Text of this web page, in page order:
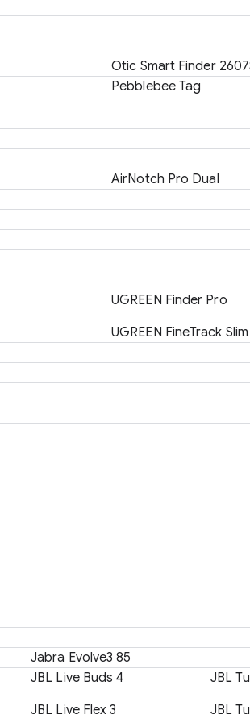
Otic Smart Finder
Pebblebee Tag
AirNotch Pro Dual
UGREEN Finder Pro
UGREEN FineTrack
Jabra Evolve3 85
JBL Live Buds 4
JBL Live Flex 3
JBL
JBL